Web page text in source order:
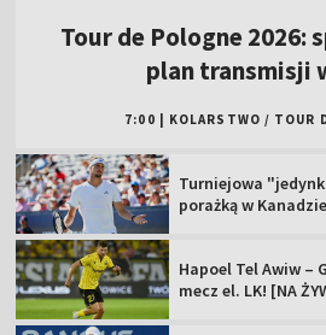
Tour de Pologne 2026:
plan transmisji
7:00 KOLARSTWO / TOUR
Turniejowa
porażką w Kanadzie
Hapoel Tel Awiw –
mecz el. LK! [NA